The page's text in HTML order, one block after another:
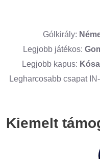
Gólkirály:
Legjobb játékos:
Legjobb kapus:
Legharcosabb csapat
Kiemelt